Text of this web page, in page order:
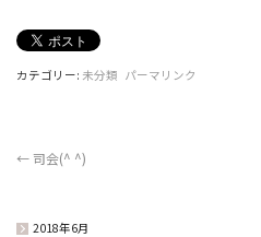
カテゴリー: 未分類 パーマリンク
←司会(^ ^)
2018年6月